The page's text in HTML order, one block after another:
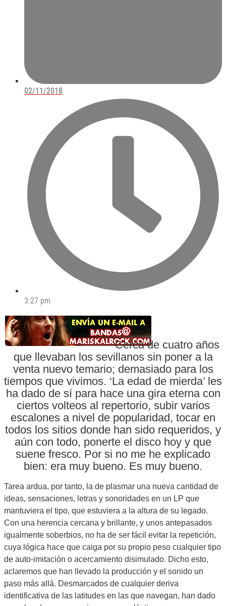
02/11/2018
3:27 pm
Cerca de cuatro años
que llevaban los sevillanos sin poner a la
venta nuevo temario; demasiado para los
tiempos que vivimos. ‘La edad de mierda’ les
ha dado de sí para hace una gira eterna con
ciertos volteos al repertorio, subir varios
escalones a nivel de popularidad, tocar en
todos los sitios donde han sido requeridos, y
aún con todo, ponerte el disco hoy y que
suene fresco. Por si no me he explicado
bien: era muy bueno. Es muy bueno.
Tarea ardua, por tanto, la de plasmar una nueva cantidad de
ideas, sensaciones, letras y sonoridades en un LP que
mantuviera el tipo, que estuviera a la altura de su legado.
Con una herencia cercana y brillante, y unos antepasados
igualmente soberbios, no ha de ser fácil evitar la repetición,
cuya lógica hace que caiga por su propio peso cualquier tipo
de auto-imitación o acercamiento disimulado. Dicho esto,
aclaremos que han llevado la producción y el sonido un
paso más allá. Desmarcados de cualquier deriva
identificativa de las latitudes en las que navegan, han dado